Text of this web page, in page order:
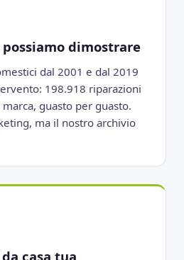
possiamo dimostrare
dal 2001 e dal 2019
198.918 riparazioni
guasto per guasto.
ma il nostro archivio
casa tua